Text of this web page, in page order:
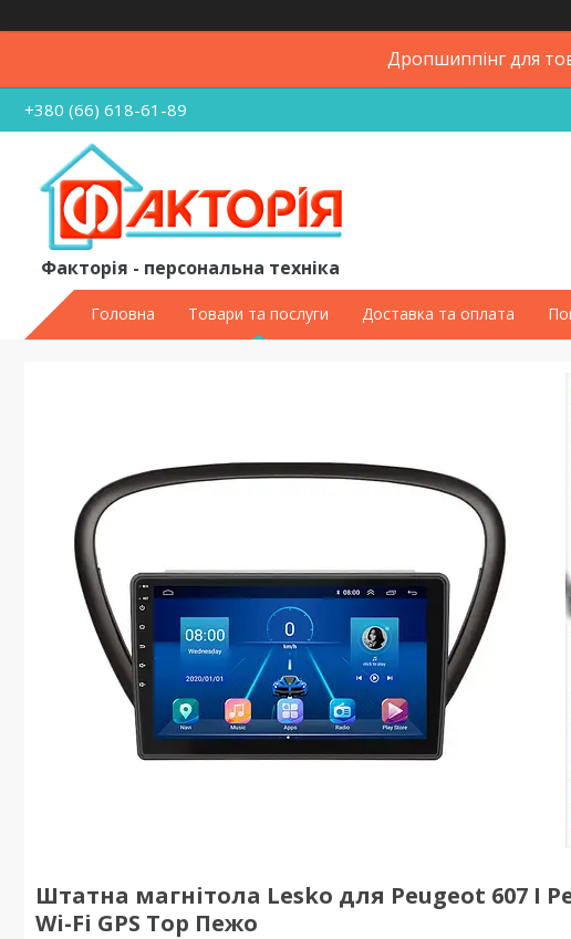
Дропшиппінг для
+380 (66) 618-61-89
Факторія - персональна техніка
Головна Товари та послуги Доставка та оплата
Штатна магнітола Lesko для Peugeot 607 I
Wi-Fi GPS Top Пежо